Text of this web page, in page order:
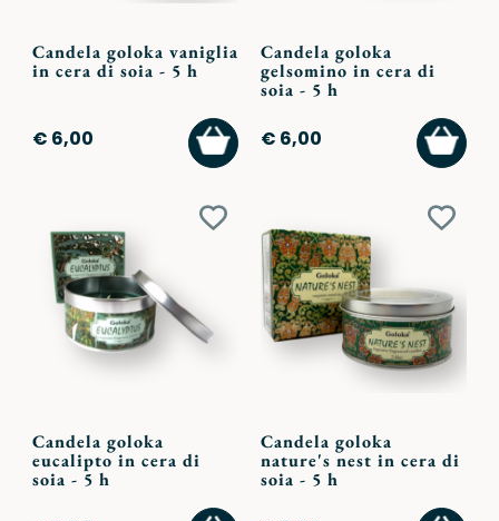
Candela goloka vaniglia
in cera di soia - 5 h
€ 6,00
AGGIUNGI
AL
CARRELLO
Candela goloka
gelsomino in cera di
soia - 5 h
€ 6,00
AL
Aggiungi
preferiti
Candela goloka
eucalipto in cera di
soia - 5 h
Candela goloka
nature's nest in cera di
soia - 5 h